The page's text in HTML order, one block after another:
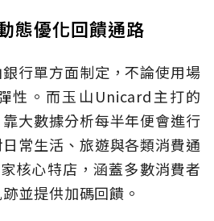
態優化回饋通路
行單方面制定，不論使用場
性。而玉山Unicard主打的
靠大數據分析每半年便會進行
常生活、旅遊與各類消費通
核心特店，涵蓋多數消費者
並提供加碼回饋。